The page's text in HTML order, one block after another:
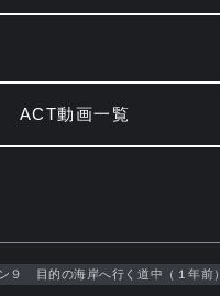
ACT動画一覧
９ 目的の海岸へ行く道中（１年前）